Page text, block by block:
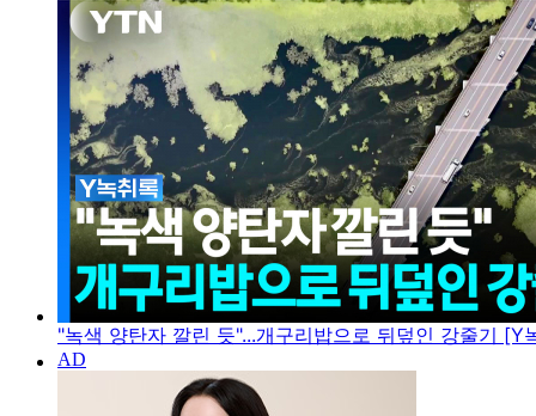
"녹색 양탄자 깔린 듯"...개구리밥으로 뒤덮인 강줄기 [Y